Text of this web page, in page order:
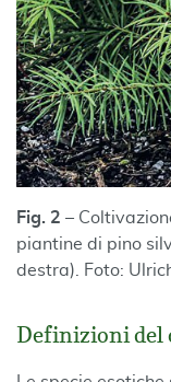
Fig. 2 –
piantine di pino
destra). Foto:
Definizioni del